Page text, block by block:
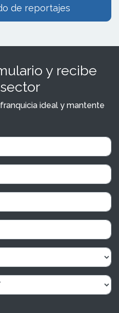
de reportajes
y recibe
ideal y mantente